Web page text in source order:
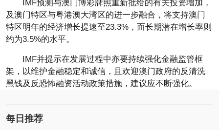
IMF预测与澳门博彩牌照重新批给的有关投资增加，
及澳门特区与粤港澳大湾区的进一步融合，将支持澳门
特区明年的经济增长提速至23.3%，而长期潜在增长率则
约为3.5%的水平。
IMF并提示在发展过程中亦要持续强化金融监管框
架，以维护金融稳定和诚信，且欢迎澳门政府的反清洗
黑钱及反恐怖融资活动政策措施，建议应不断强化。
每日推荐